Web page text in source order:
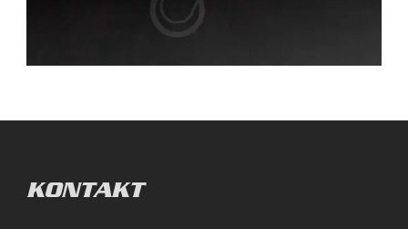
KONTAKT